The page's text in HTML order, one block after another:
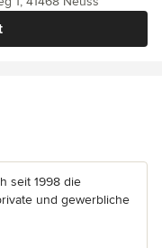
5 Sternen
seit 1998 die
und gewerbliche